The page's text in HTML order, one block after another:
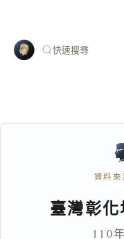
快速搜尋
資料
臺灣彰
110